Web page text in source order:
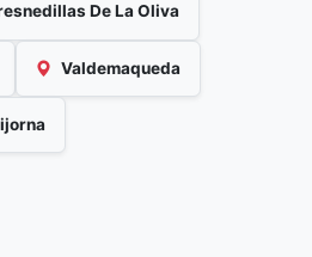
De La Oliva
Valdemaqueda